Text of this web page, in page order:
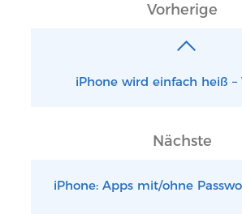
Vorherige
iPhone wird einfach heiß –
Nächste
iPhone: Apps mit/ohne